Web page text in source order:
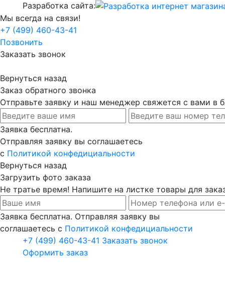
Разработка сайта:
Мы всегда на связи!
+7 (499) 460-43-41
Позвонить
Заказать звонок
Вернуться назад
Заказ обратного звонка
Отправьте заявку и наш менеджер свяжется с вами в
Заявка бесплатна.
Отправляя заявку вы соглашаетесь
с Политикой конфедициальности
Вернуться назад
Загрузить фото заказа
Не тратье время! Напишите на листке товары для
Заявка бесплатна. Отправляя заявку вы
соглашаетесь с Политикой конфедициальности
+7 (499) 460-43-41 Заказать звонок
Оформить заказ